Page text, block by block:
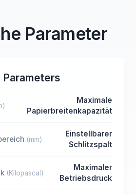
Parameter
Parameters
Maximale
Papierbreitenkapazität
(mm)
Einstellbarer
Schlitzspalt
(Kilopascal)
Maximaler
Betriebsdruck